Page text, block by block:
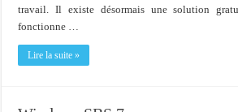
travail. Il existe désormais une solution
fonctionne …
Lire la suite »